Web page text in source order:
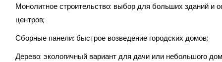
Монолитное строительство: выбор для больших зданий и
центров;
Сборные панели: быстрое возведение городских домов;
Дерево: экологичный вариант для дачи или небольшого